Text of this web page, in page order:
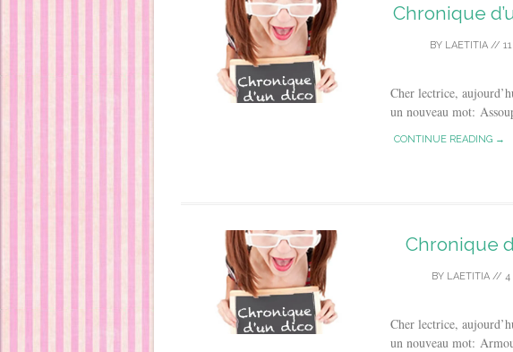
Chronique
BY LAETITIA//
Cher lectrice,
un nouveau mot:
CONTINUE READING →
Chronique
BY LAETITIA// 4
Cher lectrice,
un nouveau mot: